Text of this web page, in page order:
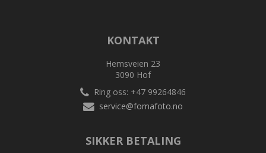
KONTAKT
Hemsveien 23
3090 Hof
Ring oss: +47 99264846
service@fomafoto.no
SIKKER BETALING